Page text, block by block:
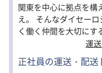
関東を中心に拠点を構
え。 そんなダイセー
く働く仲間を大切に
中心に､未経験スター
おり、中には女性ドラ
同士のコミュニケーシ
運
正社員の運送・配